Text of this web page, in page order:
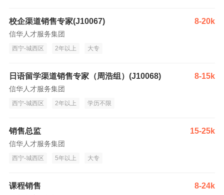
校企渠道销售专家(J10067) 8-20k
信华人才服务集团
西宁-城西区 2年以上 大专
日语留学渠道销售专家（周浩组）(J10068) 8-15k
信华人才服务集团
西宁-城西区 2年以上 学历不限
销售总监 15-25k
信华人才服务集团
西宁-城西区 5年以上 大专
课程销售 8-24k